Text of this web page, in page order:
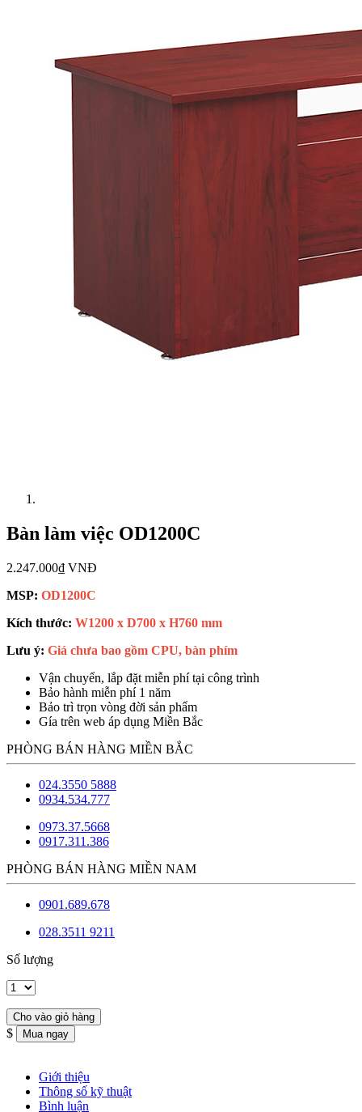
Bàn làm việc OD1200C
2.247.000₫ VNĐ
MSP: OD1200C
Kích thước: W1200 x D700 x H760 mm
Lưu ý: Giá chưa bao gồm CPU, bàn phím
Vận chuyển, lắp đặt miễn phí tại công trình
Bảo hành miễn phí 1 năm
Bảo trì trọn vòng đời sản phẩm
Gía trên web áp dụng Miền Bắc
PHÒNG BÁN HÀNG MIỀN BẮC
024.3550 5888
0934.534.777
0973.37.5668
0917.311.386
PHÒNG BÁN HÀNG MIỀN NAM
0901.689.678
028.3511 9211
Số lượng
$
Giới thiệu
Thông số kỹ thuật
Bình luận